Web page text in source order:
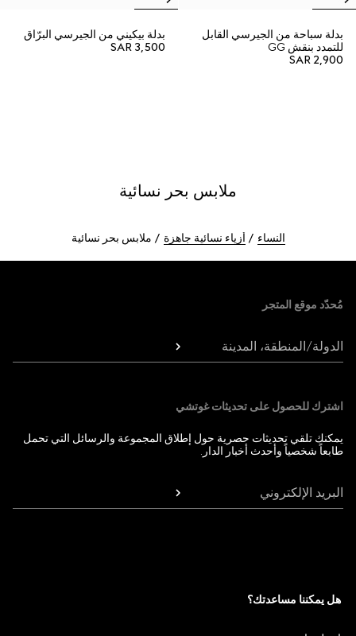
بدلة سباحة من الجيرسي القابل
للتمدد بنقش GG
SAR 2,900
بدلة بيكيني من الجيرسي البرّاق
SAR 3,500
ملابس بحر نسائية
النساء أزياء نسائية جاهزة ملابس بحر نسائية
مُحدّد موقع المتجر
الدولة/المنطقة، المدينة
اشترك للحصول على تحديثات غوتشي
يمكنك تلقي تحديثات حصرية حول إطلاق المجموعة والرسائل التي تحمل
طابعاً شخصياً وأحدث أخبار الدار.
البريد الإلكتروني
هل يمكننا مساعدتك؟